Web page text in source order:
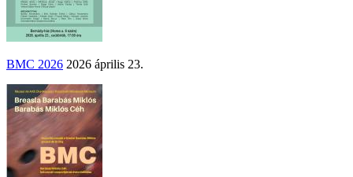
BMC 2026 2026 április 23.